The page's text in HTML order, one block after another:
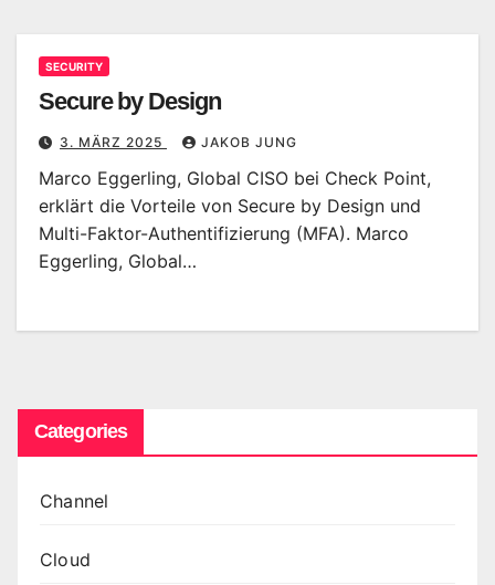
SECURITY
Secure by Design
3. MÄRZ 2025 JAKOB JUNG
Marco Eggerling, Global CISO bei Check Point,
erklärt die Vorteile von Secure by Design und
Multi-Faktor-Authentifizierung (MFA). Marco
Eggerling, Global…
Categories
Channel
Cloud